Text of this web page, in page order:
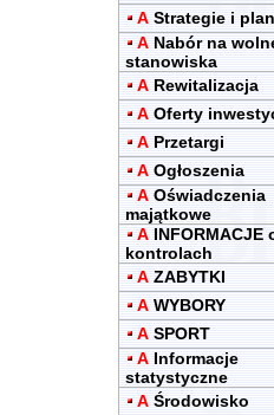
A Strategie i
A Nabór na
stanowiska
A Rewitalizacja
A Oferty
A Przetargi
A Ogłoszenia
A Oświadczenia
majątkowe
A INFORMACJE
kontrolach
A ZABYTKI
A WYBORY
A SPORT
A Informacje
statystyczne
A Środowisko